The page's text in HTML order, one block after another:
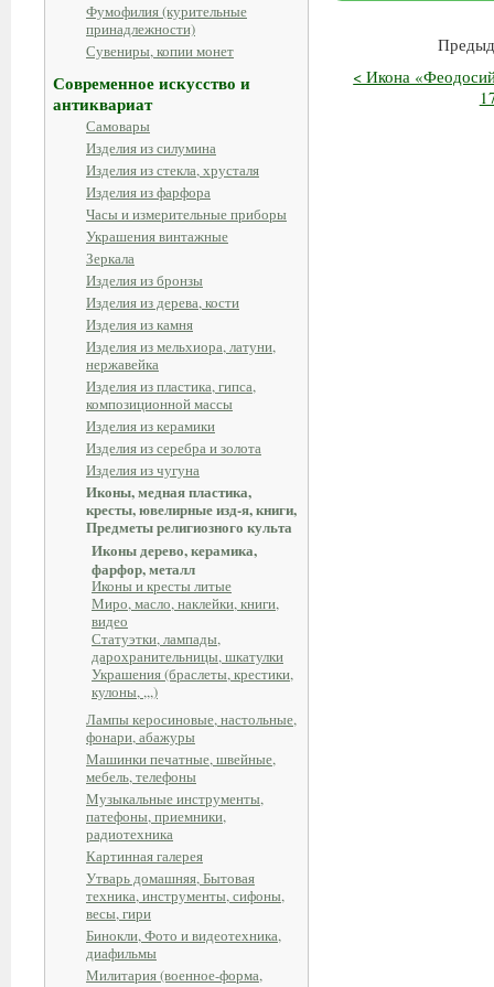
Фумофилия (курительные
принадлежности)
Сувениры, копии монет
Современное искусство и
антиквариат
Самовары
Изделия из силумина
Изделия из стекла, хрусталя
Изделия из фарфора
Часы и измерительные приборы
Украшения винтажные
Зеркала
Изделия из бронзы
Изделия из дерева, кости
Изделия из камня
Изделия из мельхиора, латуни,
нержавейка
Изделия из пластика, гипса,
композиционной массы
Изделия из керамики
Изделия из серебра и золота
Изделия из чугуна
Иконы, медная пластика,
кресты, ювелирные изд-я, книги,
Предметы религиозного культа
Иконы дерево, керамика,
фарфор, металл
Иконы и кресты литые
Миро, масло, наклейки, книги,
видео
Статуэтки, лампады,
дарохранительницы, шкатулки
Украшения (браслеты, крестики,
кулоны, ,,,)
Лампы керосиновые, настольные,
фонари, абажуры
Машинки печатные, швейные,
мебель, телефоны
Музыкальные инструменты,
патефоны, приемники,
радиотехника
Картинная галерея
Утварь домашняя, Бытовая
техника, инструменты, сифоны,
весы, гири
Бинокли, Фото и видеотехника,
диафильмы
Милитария (военное-форма,
< Икона